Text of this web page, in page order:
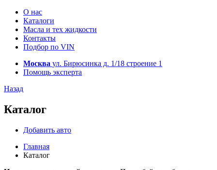
О нас
Каталоги
Масла и тех жидкости
Контакты
Подбор по VIN
Москва ул. Бирюсинка д. 1/18 строение 1
Помощь эксперта
Назад
Каталог
Добавить авто
Главная
Каталог